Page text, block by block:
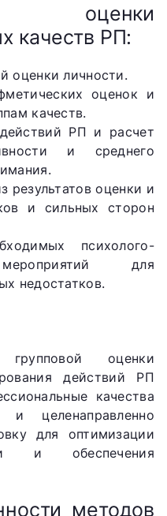
оценки
качеств РП:
оценки личности.
оценок и
качеств.
РП и расчет
и среднего
результатов оценки и
и сильных сторон
психолого-
мероприятий для
недостатков.
оценки
действий РП
качества
и целенаправленно
для оптимизации
и обеспечения
методов